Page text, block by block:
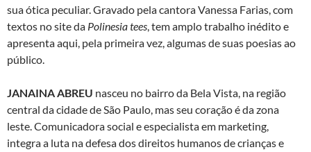
sua ótica peculiar. Gravado pela cantora Vanessa Farias, com
textos no site da Polinesia tees, tem amplo trabalho inédito e
apresenta aqui, pela primeira vez, algumas de suas poesias ao
público.
JANAINA ABREU nasceu no bairro da Bela Vista, na região
central da cidade de São Paulo, mas seu coração é da zona
leste. Comunicadora social e especialista em marketing,
integra a luta na defesa dos direitos humanos de crianças e